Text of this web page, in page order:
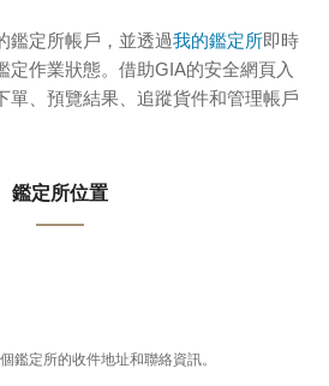
鑑定所帳戶，並透過我的鑑定所即時
定作業狀態。借助GIA的安全網頁入
單、預覽結果、追蹤貨件和管理帳戶
鑑定所位置
鑑定所的收件地址和聯絡資訊。